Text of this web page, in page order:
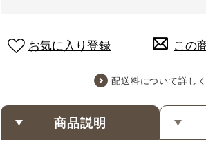
この
お気に入り登録
配送料について詳し
商品説明